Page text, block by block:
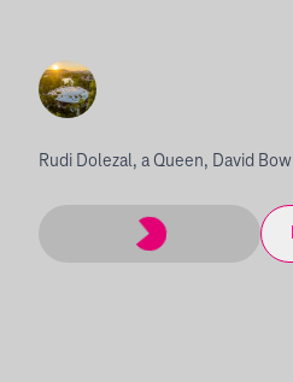
Rudi Dolezal, a Queen, David